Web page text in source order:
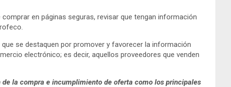
en páginas seguras, revisar que tengan información
se destaquen por promover y favorecer la información
electrónico; es decir, aquellos proveedores que venden
la compra e incumplimiento de oferta como los principales